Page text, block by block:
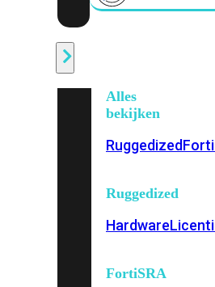
Alles
bekijken
Ruggedized
Ruggedized
Hardware
FortiSRA